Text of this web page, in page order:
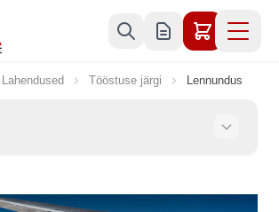
Lahendused Tööstuse järgi Lennundus